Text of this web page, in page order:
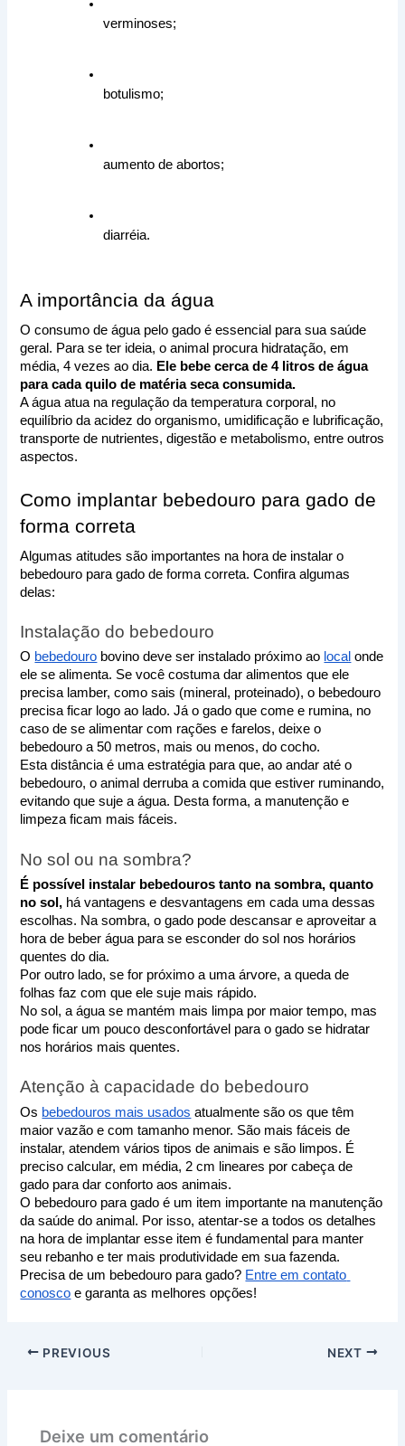
verminoses;
botulismo;
aumento de abortos;
diarréia.
A importância da água
O consumo de água pelo gado é essencial para sua saúde
geral. Para se ter ideia, o animal procura hidratação, em
média, 4 vezes ao dia. Ele bebe cerca de 4 litros de água
para cada quilo de matéria seca consumida.
A água atua na regulação da temperatura corporal, no
equilíbrio da acidez do organismo, umidificação e lubrificação,
transporte de nutrientes, digestão e metabolismo, entre outros
aspectos.
Como implantar bebedouro para gado de
forma correta
Algumas atitudes são importantes na hora de instalar o
bebedouro para gado de forma correta. Confira algumas
delas:
Instalação do bebedouro
O bebedouro bovino deve ser instalado próximo ao local onde
ele se alimenta. Se você costuma dar alimentos que ele
precisa lamber, como sais (mineral, proteinado), o bebedouro
precisa ficar logo ao lado. Já o gado que come e rumina, no
caso de se alimentar com rações e farelos, deixe o
bebedouro a 50 metros, mais ou menos, do cocho.
Esta distância é uma estratégia para que, ao andar até o
bebedouro, o animal derruba a comida que estiver ruminando,
evitando que suje a água. Desta forma, a manutenção e
limpeza ficam mais fáceis.
No sol ou na sombra?
É possível instalar bebedouros tanto na sombra, quanto
no sol, há vantagens e desvantagens em cada uma dessas
escolhas. Na sombra, o gado pode descansar e aproveitar a
hora de beber água para se esconder do sol nos horários
quentes do dia.
Por outro lado, se for próximo a uma árvore, a queda de
folhas faz com que ele suje mais rápido.
No sol, a água se mantém mais limpa por maior tempo, mas
pode ficar um pouco desconfortável para o gado se hidratar
nos horários mais quentes.
Atenção à capacidade do bebedouro
Os bebedouros mais usados atualmente são os que têm
maior vazão e com tamanho menor. São mais fáceis de
instalar, atendem vários tipos de animais e são limpos. É
preciso calcular, em média, 2 cm lineares por cabeça de
gado para dar conforto aos animais.
O bebedouro para gado é um item importante na manutenção
da saúde do animal. Por isso, atentar-se a todos os detalhes
na hora de implantar esse item é fundamental para manter
seu rebanho e ter mais produtividade em sua fazenda.
Precisa de um bebedouro para gado? Entre em contato
conosco e garanta as melhores opções!
PREVIOUS NEXT
Deixe um comentário